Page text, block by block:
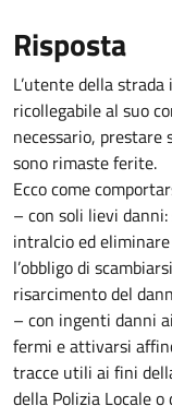
Risposta
L’utente della
ricollegabile al suo
necessario, prestare
sono rimaste ferite.
Ecco come
– con soli lievi
intralcio ed
l’obbligo di
risarcimento del
– con ingenti danni
fermi e attivarsi
tracce utili ai fini
della Polizia Locale